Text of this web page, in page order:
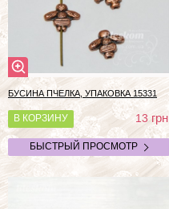
БУСИНА ПЧЕЛКА, УПАКОВКА 15331
В КОРЗИНУ 13грн
БЫСТРЫЙ ПРОСМОТР